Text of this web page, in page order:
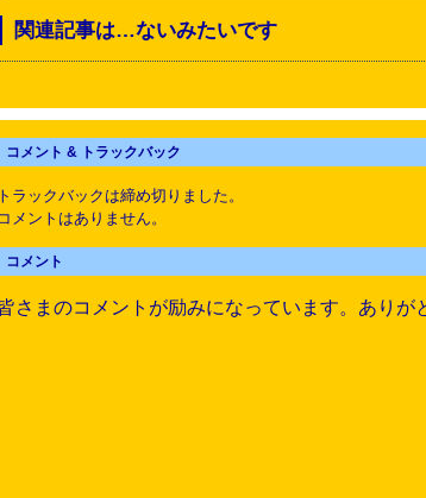
関連記事は…ないみたいです
コメント & トラックバック
トラックバックは締め切りました。
コメントはありません。
コメント
さまのコメントが励みになっています。ありが